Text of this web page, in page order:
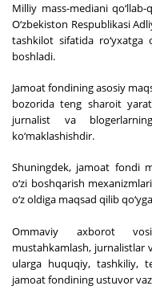
Milliy mass-mediani
O‘zbekiston Respublikasi
tashkilot sifatida
boshladi.
Jamoat fondining asosiy
bozorida teng sharoit
jurnalist va
ko‘maklashishdir.
Shuningdek, jamoat fondi
o‘zi boshqarish
o‘z oldiga maqsad qilib
Ommaviy axborot
mustahkamlash, jurnalistlar
ularga huquqiy, tashkiliy,
jamoat fondining ustuvor